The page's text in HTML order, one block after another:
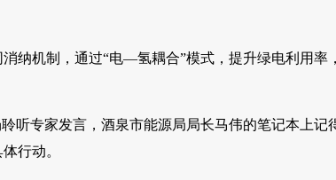
纳机制，通过“电—氢耦合”模式，提升绿电利用率
听专家发言，酒泉市能源局局长马伟的笔记本上记
行动。